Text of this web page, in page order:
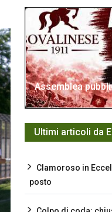
Assemblea
Ultimi articoli da
Clamoroso in
posto